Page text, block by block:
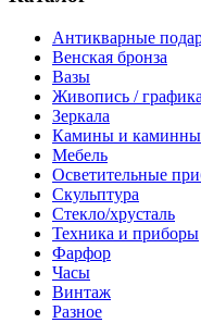
Антикварные
Венская бронза
Вазы
Живопись /
Зеркала
Камины и
Мебель
Осветительные
Скульптура
Стекло/хрусталь
Техника и приборы
Фарфор
Часы
Винтаж
Разное